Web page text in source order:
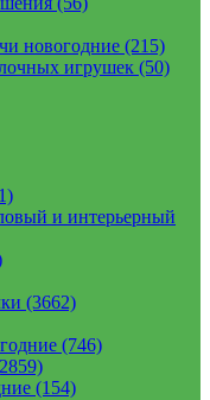
новогодние (215)
игрушек (50)
и интерьерный
(3662)
(746)
(154)